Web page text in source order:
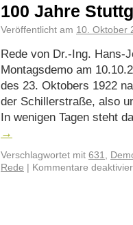
100 Jahre
Veröffentlicht am 10. Oktober
Rede von Dr.-Ing. Hans-
Montagsdemo am
des 23. Oktobers 1922
der Schillerstraße, also
In wenigen Tagen steht
→
Verschlagwortet mit 631,
Rede
Kommentare